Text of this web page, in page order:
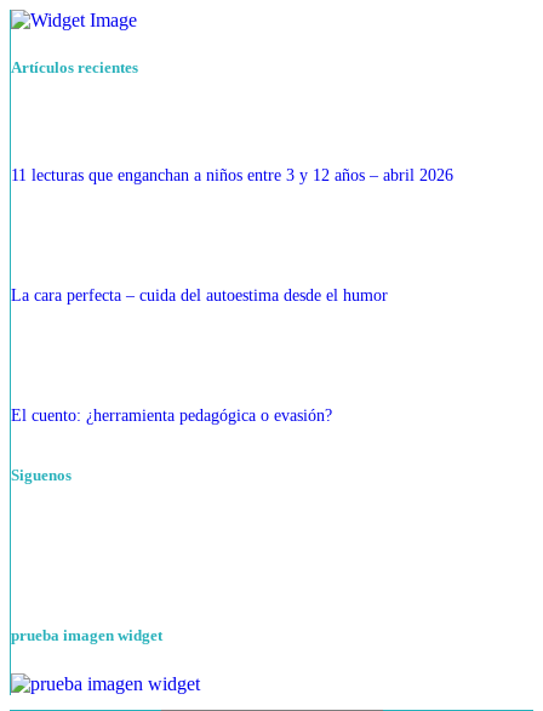
Artículos recientes
11 lecturas que enganchan a niños entre 3 y 12 años – abril 2026
La cara perfecta – cuida del autoestima desde el humor
El cuento: ¿herramienta pedagógica o evasión?
Siguenos
prueba imagen widget